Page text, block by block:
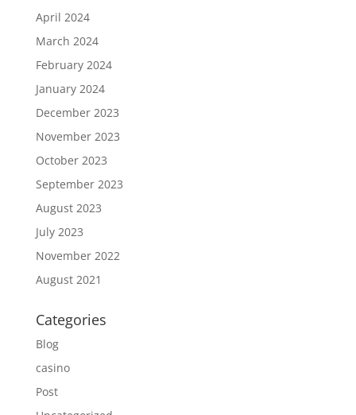
April 2024
March 2024
February 2024
January 2024
December 2023
November 2023
October 2023
September 2023
August 2023
July 2023
November 2022
August 2021
Categories
Blog
casino
Post